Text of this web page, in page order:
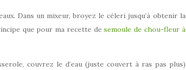
Dans un mixeur, broyez le céleri jusqu’à obtenir la
que pour ma recette desemoule de chou-fleur à
couvrez le d’eau (juste couvert à ras pas plus)